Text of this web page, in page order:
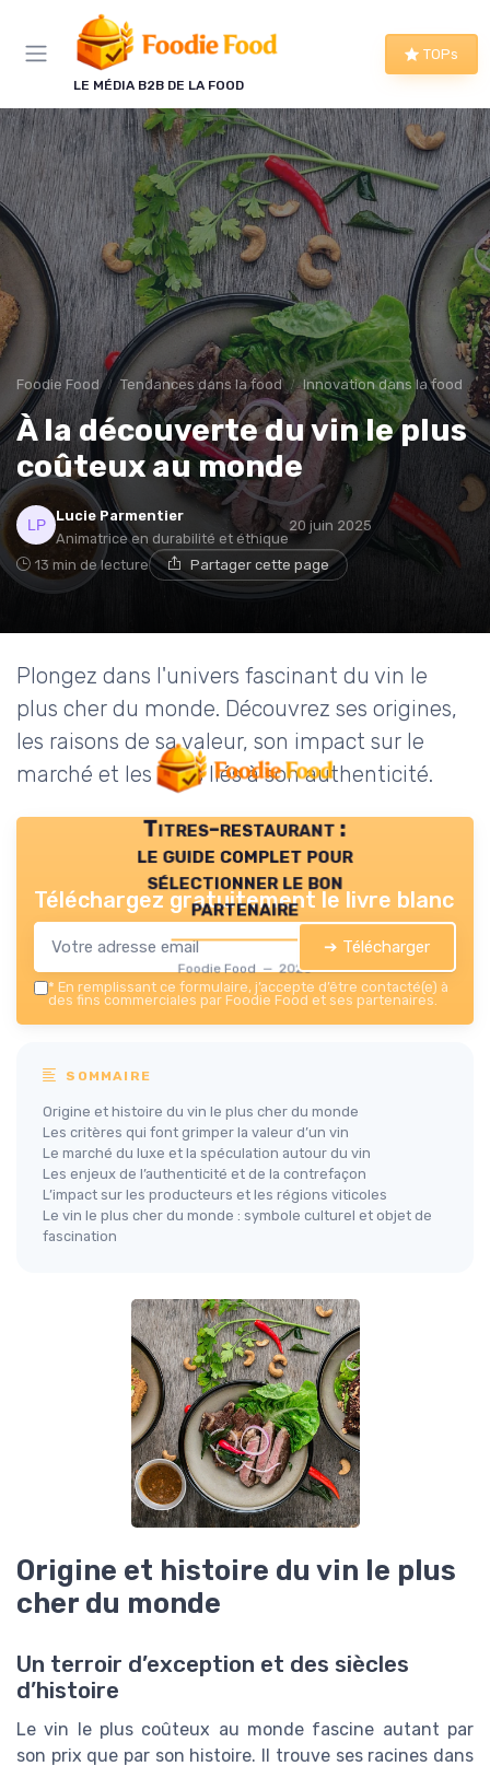
LE MÉDIA B2B DE LA FOOD
TOPs
Foodie Food Tendances dans la food Innovation dans la food
À la découverte du vin le plus
coûteux au monde
Lucie Parmentier
Animatrice en durabilité et éthique
20 juin 2025
13 min de lecture Partager cette page
Plongez dans l'univers fascinant du vin le
plus cher du monde. Découvrez ses origines,
les raisons de sa valeur, son impact sur le
marché et les défis liés à son authenticité.
Titres-restaurant :
le guide complet pour
sélectionner le bon
partenaire
Foodie Food — 2026
Téléchargez gratuitement le livre blanc
➔ Télécharger
* En remplissant ce formulaire, j’accepte d’être contacté(e) à
des fins commerciales par Foodie Food et ses partenaires.
SOMMAIRE
Origine et histoire du vin le plus cher du monde
Les critères qui font grimper la valeur d’un vin
Le marché du luxe et la spéculation autour du vin
Les enjeux de l’authenticité et de la contrefaçon
L’impact sur les producteurs et les régions viticoles
Le vin le plus cher du monde : symbole culturel et objet de
fascination
Origine et histoire du vin le plus
cher du monde
Un terroir d’exception et des siècles
d’histoire
Le vin le plus coûteux au monde fascine autant par
son prix que par son histoire. Il trouve ses racines dans
Panneau de gestion des cookies